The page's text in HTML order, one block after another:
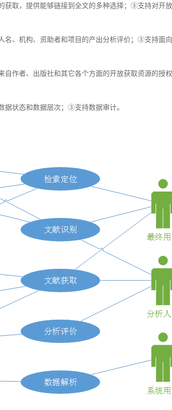
取，提供能够链接到全文的多种选择；③支持对开
、机构、资助者和项目的产出分析评价；③支持面
作者、出版社和其它各个方面的开放获取资源的授
状态和数据层次；③支持数据审计。